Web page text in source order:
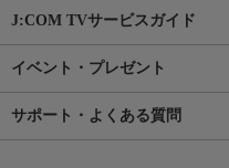
J:COM TVサービスガイド
イベント・プレゼント
サポート・よくある質問